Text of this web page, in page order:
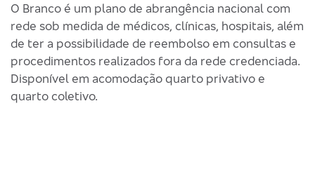
O Branco é um plano de abrangência nacional com
rede sob medida de médicos, clínicas, hospitais, além
de ter a possibilidade de reembolso em consultas e
procedimentos realizados fora da rede credenciada.
Disponível em acomodação quarto privativo e
quarto coletivo.